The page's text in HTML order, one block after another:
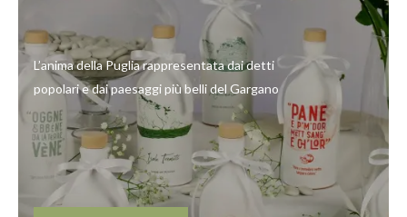
L’anima della Puglia rappresentata dai detti
popolari e dai paesaggi più belli del Gargano